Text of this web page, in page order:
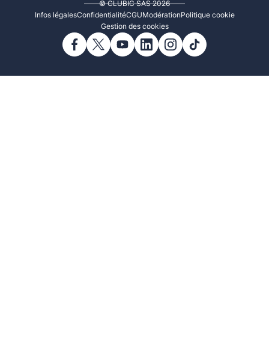
© CLUBIC SAS 2026
Infos légalesConfidentialitéCGUModérationPolitique cookie
Gestion des cookies